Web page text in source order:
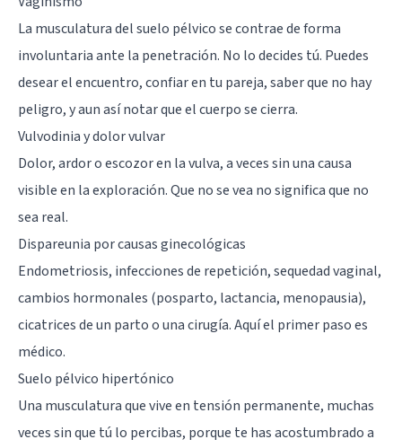
La musculatura del suelo pélvico se contrae de forma
involuntaria ante la penetración. No lo decides tú. Puedes
desear el encuentro, confiar en tu pareja, saber que no hay
peligro, y aun así notar que el cuerpo se cierra.
Vulvodinia y dolor vulvar
Dolor, ardor o escozor en la vulva, a veces sin una causa
visible en la exploración. Que no se vea no significa que no
sea real.
Dispareunia por causas ginecológicas
Endometriosis, infecciones de repetición, sequedad vaginal,
cambios hormonales (posparto, lactancia, menopausia),
cicatrices de un parto o una cirugía. Aquí el primer paso es
médico.
Suelo pélvico hipertónico
Una musculatura que vive en tensión permanente, muchas
veces sin que tú lo percibas, porque te has acostumbrado a